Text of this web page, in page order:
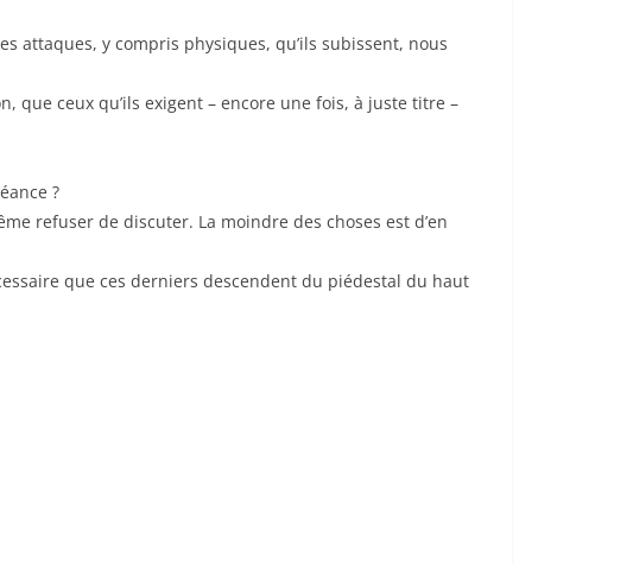
attaques, y compris physiques, qu’ils subissent, nous
que ceux qu’ils exigent – encore une fois, à juste titre –
?
refuser de discuter. La moindre des choses est d’en
que ces derniers descendent du piédestal du haut